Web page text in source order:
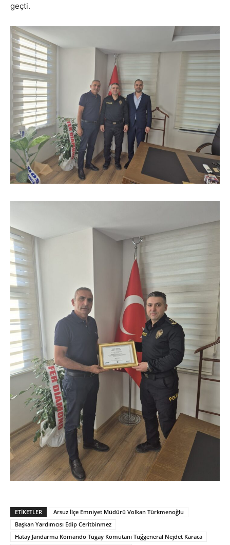
geçti.
ETIKETLER
Arsuz İlçe Emniyet Müdürü Volkan Türkmenoğlu
Başkan Yardımcısı Edip Ceritbinmez
Hatay Jandarma Komando Tugay Komutanı Tuğgeneral Nejdet Karaca